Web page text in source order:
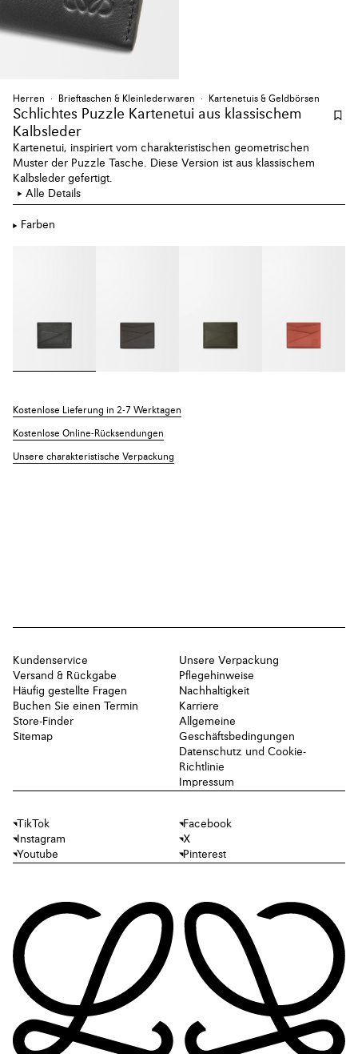
Herren Brieftaschen & Kleinlederwaren Kartenetuis & Geldbörsen
Schlichtes Puzzle Kartenetui aus klassischem
Kalbsleder
Kartenetui, inspiriert vom charakteristischen geometrischen
Muster der Puzzle Tasche. Diese Version ist aus klassischem
Kalbsleder gefertigt.
Alle Details
Farben
Kostenlose Lieferung in 2-7 Werktagen
Kostenlose Online-Rücksendungen
Unsere charakteristische Verpackung
Kundenservice
Versand & Rückgabe
Häufig gestellte Fragen
Buchen Sie einen Termin
Store-Finder
Sitemap
Unsere Verpackung
Pflegehinweise
Nachhaltigkeit
Karriere
Allgemeine
Geschäftsbedingungen
Datenschutz und Cookie-
Richtlinie
Impressum
TikTok
Facebook
Instagram
X
Youtube
Pinterest